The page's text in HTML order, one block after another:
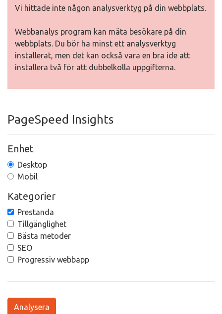
Vi hittade inte någon analysverktyg på din webbplats.
Webbanalys program kan mäta besökare på din
webbplats. Du bör ha minst ett analysverktyg
installerat, men det kan också vara en bra ide att
installera två för att dubbelkolla uppgifterna.
PageSpeed Insights
Enhet
Desktop
Mobil
Kategorier
Prestanda
Tillgänglighet
Bästa metoder
SEO
Progressiv webbapp
Analysera